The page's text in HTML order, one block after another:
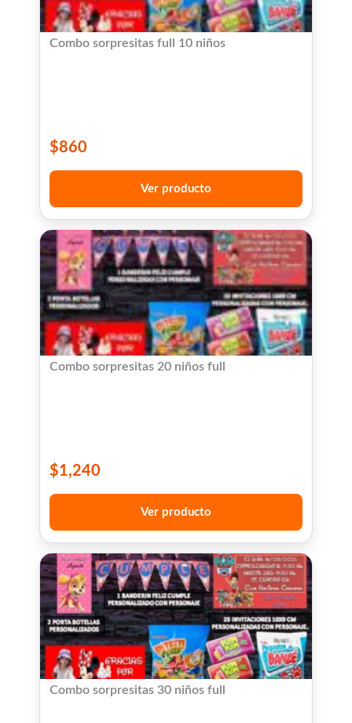
Combo sorpresitas full 10 niños
$860
Ver producto
Combo sorpresitas 20 niños full
$1,240
Ver producto
Combo sorpresitas 30 niños full